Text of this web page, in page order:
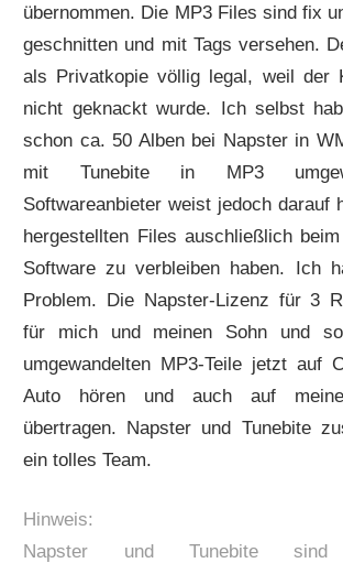
übernommen. Die MP3 Files sind fix
geschnitten und mit Tags versehen.
als Privatkopie völlig legal, weil der
nicht geknackt wurde. Ich selbst
schon ca. 50 Alben bei Napster in
mit Tunebite in MP3
Softwareanbieter weist jedoch darauf
hergestellten Files auschließlich
Software zu verbleiben haben. Ich
Problem. Die Napster-Lizenz für 3
für mich und meinen Sohn und
umgewandelten MP3-Teile jetzt auf
Auto hören und auch auf
übertragen. Napster und Tunebite
ein tolles Team.
Hinweis:
Napster und Tunebite sind